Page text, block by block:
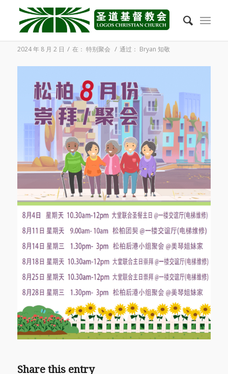
2024年8月份松柏崇拜与聚会
2024 年 8 月 2 日 / 在： 特别聚会 / 通过： Bryan 知敬
Share this entry